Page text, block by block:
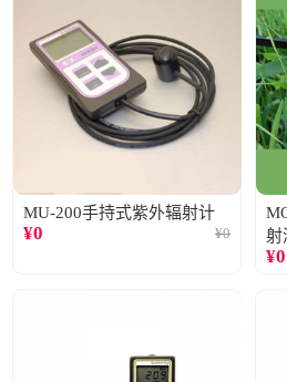
MU-200手持式紫外辐射计
¥0 ¥0
射
¥0